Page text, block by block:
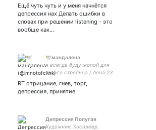
Ещё чуть чуть и у меня начнётся
депрессия нах Делать ошибки в
словах при решении listening - это
вообще как…
🕊мандалена
я всегда буду жопой для
твоего стрельца / лена 23
sagittarius ↑ libra
RT отрицание, гнев, торг,
депрессия, принятие
Депрессия Попугая
Художник. Косплеер.